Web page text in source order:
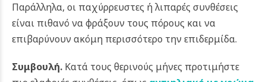
Παράλληλα, οι παχύρρευστες ή λιπαρές συνθέσεις
είναι πιθανό να φράξουν τους πόρους και να
επιβαρύνουν ακόμη περισσότερο την επιδερμίδα.
Συμβουλή. Κατά τους θερινούς μήνες προτιμήστε